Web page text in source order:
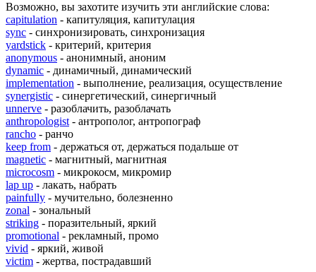
Возможно, вы захотите изучить эти английские слова:
capitulation - капитуляция, капитулация
sync - синхронизировать, синхронизация
yardstick - критерий, критерия
anonymous - анонимный, аноним
dynamic - динамичный, динамический
implementation - выполнение, реализация, осуществление
synergistic - синергетический, синергичный
unnerve - разоблачить, разоблачать
anthropologist - антрополог, антропограф
rancho - ранчо
keep from - держаться от, держаться подальше от
magnetic - магнитный, магнитная
microcosm - микрокосм, микромир
lap up - лакать, набрать
painfully - мучительно, болезненно
zonal - зональный
striking - поразительный, яркий
promotional - рекламный, промо
vivid - яркий, живой
victim - жертва, пострадавший